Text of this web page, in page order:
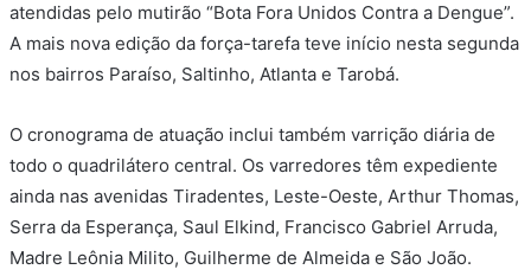
atendidas pelo mutirão “Bota Fora Unidos Contra a Dengue”.
A mais nova edição da força-tarefa teve início nesta segunda
nos bairros Paraíso, Saltinho, Atlanta e Tarobá.
O cronograma de atuação inclui também varrição diária de
todo o quadrilátero central. Os varredores têm expediente
ainda nas avenidas Tiradentes, Leste-Oeste, Arthur Thomas,
Serra da Esperança, Saul Elkind, Francisco Gabriel Arruda,
Madre Leônia Milito, Guilherme de Almeida e São João.